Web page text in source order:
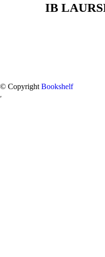
IB
© Copyright Bookshelf